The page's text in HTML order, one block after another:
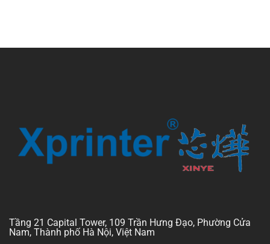
Tầng 21 Capital Tower, 109 Trần Hưng Đạo, Phường Cửa
Nam, Thành phố Hà Nội, Việt Nam